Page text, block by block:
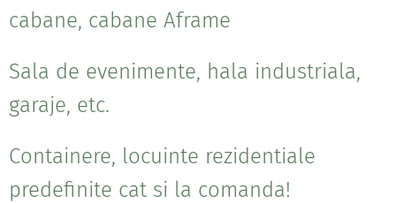
cabane, cabane Aframe
Sala de evenimente, hala industriala,
garaje, etc.
Containere, locuinte rezidentiale
predefinite cat si la comanda!